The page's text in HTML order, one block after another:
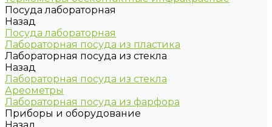
Посуда лабораторная
Назад
Посуда лабораторная
Лабораторная посуда из пластика
Лабораторная посуда из стекла
Назад
Лабораторная посуда из стекла
Ареометры
Лабораторная посуда из фарфора
Приборы и оборудование